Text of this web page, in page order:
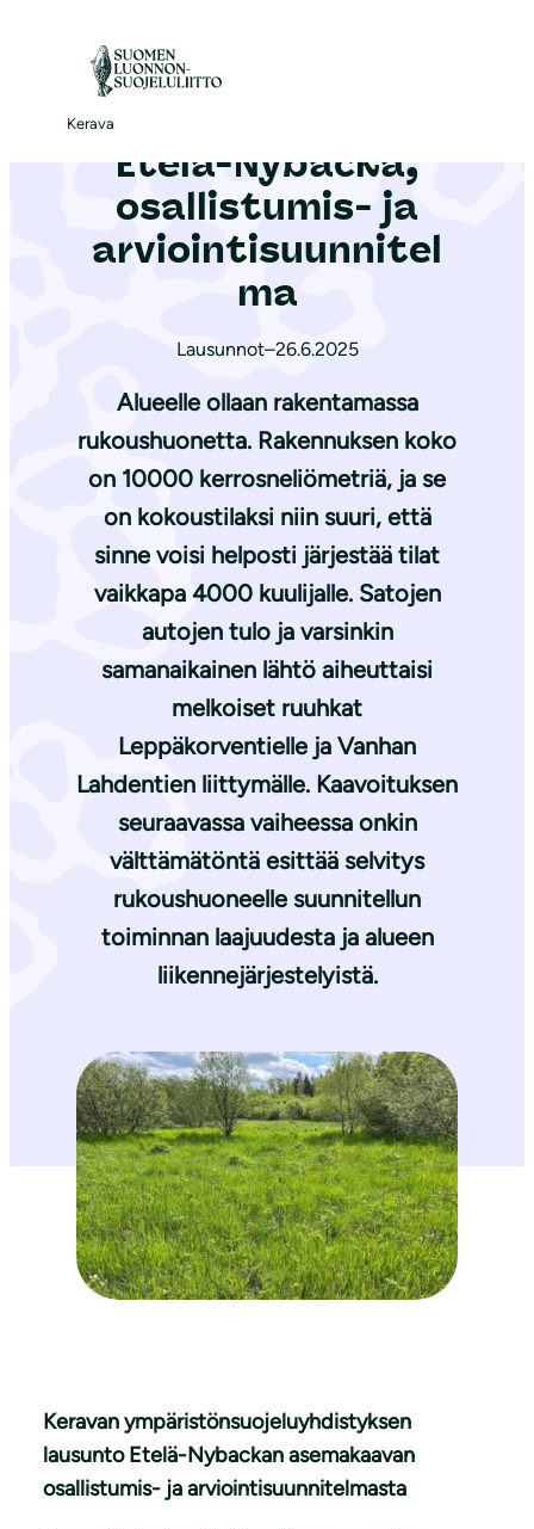
Kerava
Etusivu|Ajankohtaista
Etelä-Nybacka,
osallistumis- ja
arviointisuunnitel
ma
Lausunnot–26.6.2025
Alueelle ollaan rakentamassa
rukoushuonetta. Rakennuksen koko
on 10000 kerrosneliömetriä, ja se
on kokoustilaksi niin suuri, että
sinne voisi helposti järjestää tilat
vaikkapa 4000 kuulijalle. Satojen
autojen tulo ja varsinkin
samanaikainen lähtö aiheuttaisi
melkoiset ruuhkat
Leppäkorventielle ja Vanhan
Lahdentien liittymälle. Kaavoituksen
seuraavassa vaiheessa onkin
välttämätöntä esittää selvitys
rukoushuoneelle suunnitellun
toiminnan laajuudesta ja alueen
liikennejärjestelyistä.
Keravan ympäristönsuojeluyhdistyksen
lausunto Etelä-Nybackan asemakaavan
osallistumis- ja arviointisuunnitelmasta